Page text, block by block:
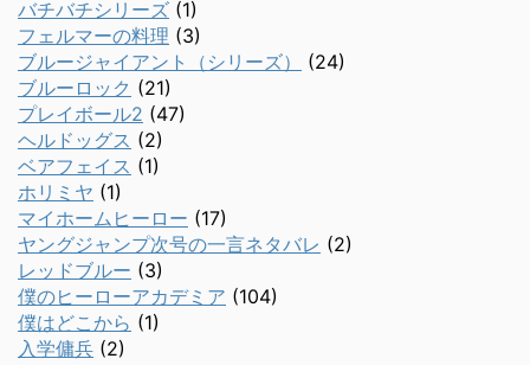
バチバチシリーズ (1)
フェルマーの料理 (3)
ブルージャイアント（シリーズ）
(24)
ブルーロック (21)
プレイボール2 (47)
ヘルドッグス (2)
ベアフェイス (1)
ホリミヤ (1)
マイホームヒーロー (17)
ヤングジャンプ次号の一言ネタバレ (2)
レッドブルー (3)
僕のヒーローアカデミア (104)
僕はどこから (1)
入学傭兵 (2)